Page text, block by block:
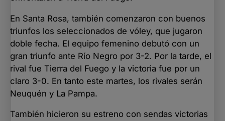
En Santa Rosa, también comenzaron con buenos
triunfos los seleccionados de vóley, que jugaron
doble fecha. El equipo femenino debutó con un
gran triunfo ante Río Negro por 3-2. Por la tarde, el
rival fue Tierra del Fuego y la victoria fue por un
claro 3-0. En tanto este martes, los rivales serán
Neuquén y La Pampa.
También hicieron su estreno con sendas victorias